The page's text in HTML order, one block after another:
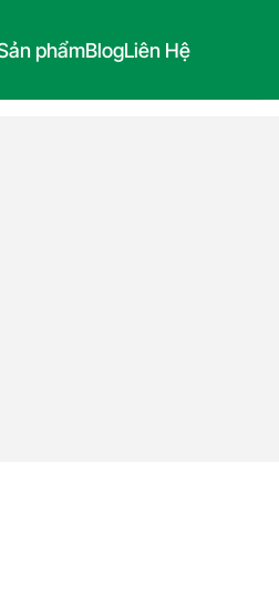
phẩmBlogLiên Hệ